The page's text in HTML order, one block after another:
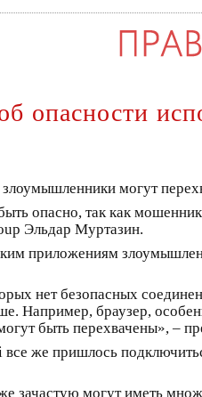
опасности
могут
опасно, так как
Эльдар Муртазин.
приложениям
нет безопасных
Например, браузер,
быть перехвачены», –
же пришлось
могут иметь